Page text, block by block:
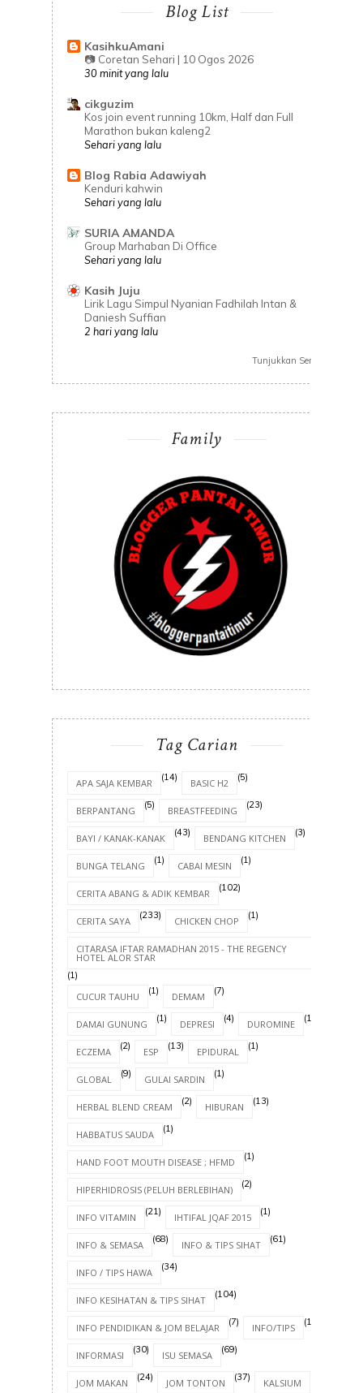
Blog List
KasihkuAmani
📷 Coretan Sehari | 10 Ogos 2026
30 minit yang lalu
cikguzim
Kos join event running 10km, Half dan Full
Marathon bukan kaleng2
Sehari yang lalu
Blog Rabia Adawiyah
Kenduri kahwin
Sehari yang lalu
SURIA AMANDA
Group Marhaban Di Office
Sehari yang lalu
Kasih Juju
Lirik Lagu Simpul Nyanian Fadhilah Intan &
Daniesh Suffian
2 hari yang lalu
Tunjukkan Semua
Family
Tag Carian
APA SAJA KEMBAR (14) BASIC H2 (5)
BERPANTANG (5) BREASTFEEDING (23)
BAYI / KANAK-KANAK (43) BENDANG KITCHEN (3)
BUNGA TELANG (1) CABAI MESIN (1)
CERITA ABANG & ADIK KEMBAR (102)
CERITA SAYA (233) CHICKEN CHOP (1)
CITARASA IFTAR RAMADHAN 2015 - THE REGENCY
HOTEL ALOR STAR
(1)
CUCUR TAUHU (1) DEMAM (7)
DAMAI GUNUNG (1) DEPRESI (4) DUROMINE (1)
ECZEMA (2) ESP (13) EPIDURAL (1)
GLOBAL (9) GULAI SARDIN (1)
HERBAL BLEND CREAM (2) HIBURAN (13)
HABBATUS SAUDA (1)
HAND FOOT MOUTH DISEASE ; HFMD (1)
HIPERHIDROSIS (PELUH BERLEBIHAN) (2)
INFO VITAMIN (21) IHTIFAL JQAF 2015 (1)
INFO & SEMASA (68) INFO & TIPS SIHAT (61)
INFO / TIPS HAWA (34)
INFO KESIHATAN & TIPS SIHAT (104)
INFO PENDIDIKAN & JOM BELAJAR (7) INFO/TIPS (17)
INFORMASI (30) ISU SEMASA (69)
JOM MAKAN (24) JOM TONTON (37) KALSIUM